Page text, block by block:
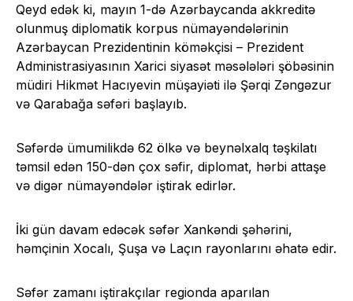
Qeyd edək ki, mayın 1-də Azərbaycanda akkreditə
olunmuş diplomatik korpus nümayəndələrinin
Azərbaycan Prezidentinin köməkçisi – Prezident
Administrasiyasının Xarici siyasət məsələləri şöbəsinin
müdiri Hikmət Hacıyevin müşayiəti ilə Şərqi Zəngəzur
və Qarabağa səfəri başlayıb.
Səfərdə ümumilikdə 62 ölkə və beynəlxalq təşkilatı
təmsil edən 150-dən çox səfir, diplomat, hərbi attaşe
və digər nümayəndələr iştirak edirlər.
İki gün davam edəcək səfər Xankəndi şəhərini,
həmçinin Xocalı, Şuşa və Laçın rayonlarını əhatə edir.
Səfər zamanı iştirakçılar regionda aparılan